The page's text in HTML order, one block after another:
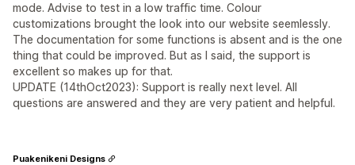
mode. Advise to test in a low traffic time. Colour
customizations brought the look into our website seemlessly.
The documentation for some functions is absent and is the one
thing that could be improved. But as I said, the support is
excellent so makes up for that.
UPDATE (14thOct2023): Support is really next level. All
questions are answered and they are very patient and helpful.
Puakenikeni Designs